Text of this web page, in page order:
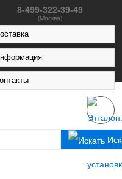
8-499-322-39-49
(Москва)